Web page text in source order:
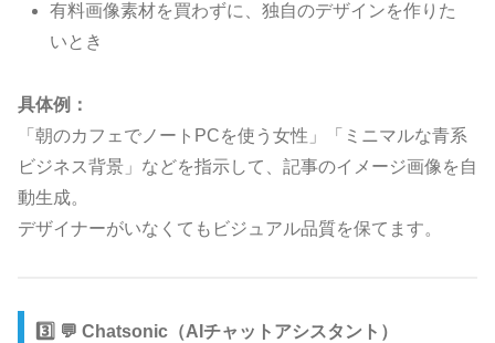
有料画像素材を買わずに、独自のデザインを作りた
いとき
具体例：
「朝のカフェでノートPCを使う女性」「ミニマルな青系
ビジネス背景」などを指示して、記事のイメージ画像を自
動生成。
デザイナーがいなくてもビジュアル品質を保てます。
3️⃣ 💬 Chatsonic（AIチャットアシスタント）